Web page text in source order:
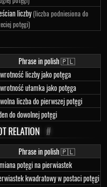
liczby(liczba podniesiona do
potęgi)
Phrase in polish 🇵🇱
liczby jako potęga
ułamka jako potęga
liczba do pierwszej potęgi
do dowolnej potęgi
RELATION #
Phrase in polish 🇵🇱
potęgi na pierwiastek
kwadratowy w postaci potęgi